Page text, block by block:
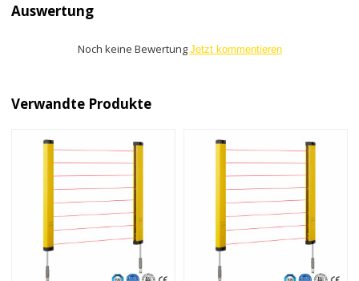
Auswertung
Noch keine Bewertung Jetzt kommentieren
Verwandte Produkte